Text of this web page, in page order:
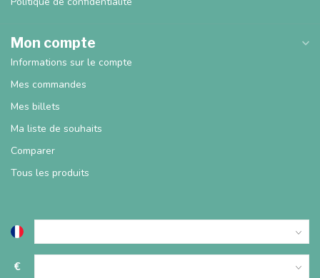
Mon compte
Informations sur le compte
Mes commandes
Mes billets
Ma liste de souhaits
Comparer
Tous les produits
€